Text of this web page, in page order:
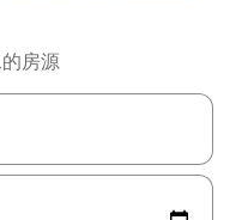
房源
看，或通过点击或滑动手势